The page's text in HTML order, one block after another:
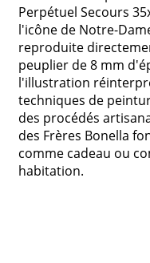
Perpétuel Secours
l'icône de Notre-
reproduite
peuplier de 8 mm
l'illustration
techniques de
des procédés
des Frères Bonella
comme cadeau ou
habitation.